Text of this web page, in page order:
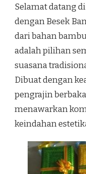
Selamat datang
dengan Besek
dari bahan
adalah pilihan
suasana
Dibuat dengan
pengrajin
menawarkan
keindahan